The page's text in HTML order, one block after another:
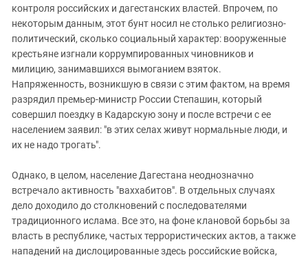
контроля российских и дагестанских властей. Впрочем, по
некоторым данным, этот бунт носил не столько религиозно-
политический, сколько социальный характер: вооруженные
крестьяне изгнали коррумпированных чиновников и
милицию, занимавшихся вымоганием взяток.
Напряженность, возникшую в связи с этим фактом, на время
разрядил премьер-министр России Степашин, который
совершил поездку в Кадарскую зону и после встречи с ее
населением заявил: "в этих селах живут нормальные люди, и
их не надо трогать".
Однако, в целом, население Дагестана неоднозначно
встречало активность "ваххабитов". В отдельных случаях
дело доходило до столкновений с последователями
традиционного ислама. Все это, на фоне клановой борьбы за
власть в республике, частых террористических актов, а также
нападений на дислоцированные здесь российские войска,